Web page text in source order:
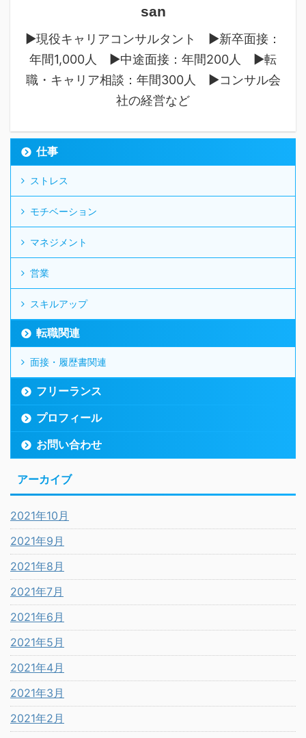
san
▶︎現役キャリアコンサルタント ▶︎新卒面接：
年間1,000人 ▶︎中途面接：年間200人 ▶︎転
職・キャリア相談：年間300人 ▶︎コンサル会
社の経営など
仕事
ストレス
モチベーション
マネジメント
営業
スキルアップ
転職関連
面接・履歴書関連
フリーランス
プロフィール
お問い合わせ
アーカイブ
2021年10月
2021年9月
2021年8月
2021年7月
2021年6月
2021年5月
2021年4月
2021年3月
2021年2月